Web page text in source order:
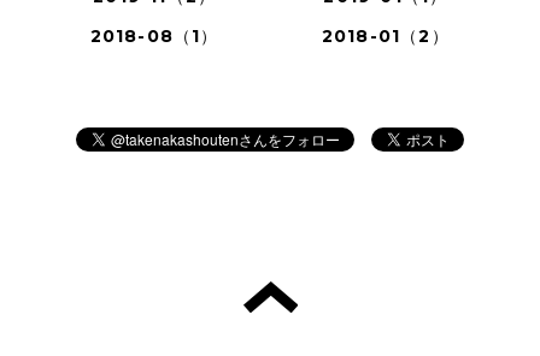
2018-08（1）
2018-01（2）